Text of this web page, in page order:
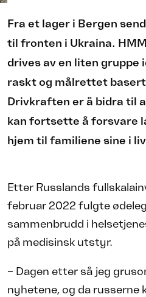
Fra et lager i Bergen
til fronten i Ukraina.
drives av en liten gruppe
raskt og målrettet basert
Drivkraften er å bidra til
kan fortsette å forsvare
hjem til familiene sine i
Etter Russlands
februar 2022 fulgte
sammenbrudd i
på medisinsk utstyr.
– Dagen etter så jeg
nyhetene, og da russerne